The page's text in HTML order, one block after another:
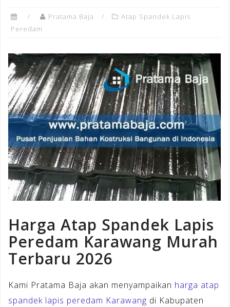
Pratama Baja
Atap Spandek Lapis
Peredam
Harga Atap Spandek Lapis
Peredam Karawang Murah
Terbaru 2026
Kami Pratama Baja akan menyampaikan harga atap
spandek lapis peredam Karawang di Kabupaten